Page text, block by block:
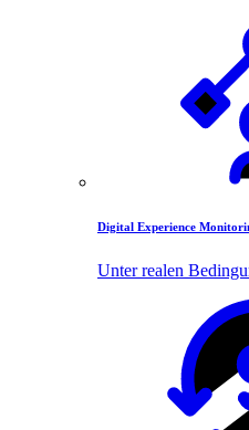
Digital Experience
Unter realen